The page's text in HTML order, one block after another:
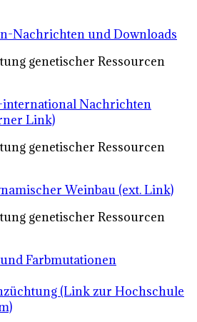
Nachrichten und Downloads
genetischer Ressourcen
Nachrichten
Link)
genetischer Ressourcen
Weinbau (ext. Link)
genetischer Ressourcen
Farbmutationen
(Link zur Hochschule